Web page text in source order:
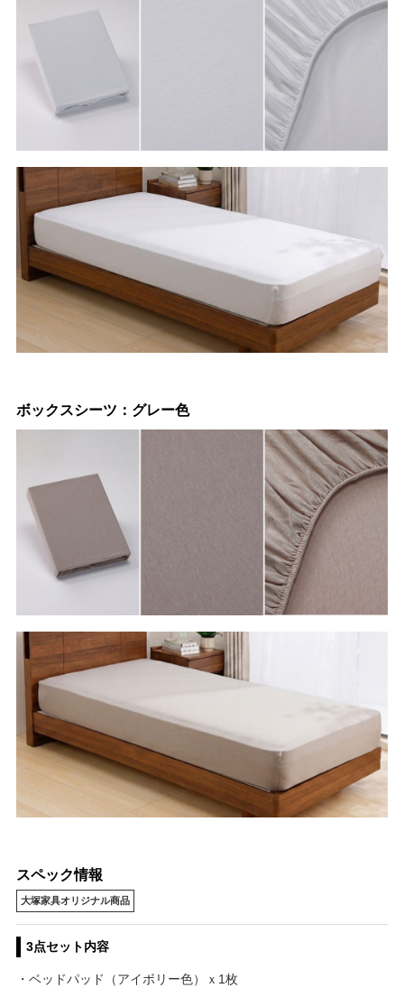
ボックスシーツ：グレー色
スペック情報
大塚家具オリジナル商品
3点セット内容
・ベッドパッド（アイボリー色）ｘ1枚